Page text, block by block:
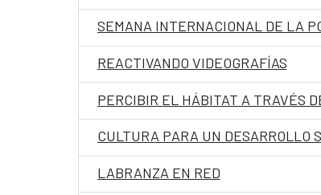
SEMANA INTERNACIONAL DE LA
REACTIVANDO VIDEOGRAFÍAS
PERCIBIR EL HÁBITAT A TRAVÉS
CULTURA PARA UN DESARROLLO
LABRANZA EN RED